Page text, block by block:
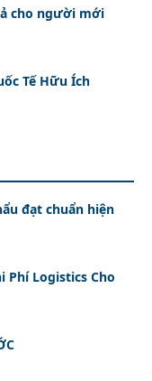
cho người mới
Tế Hữu Ích
đạt chuẩn hiện
Phí Logistics Cho